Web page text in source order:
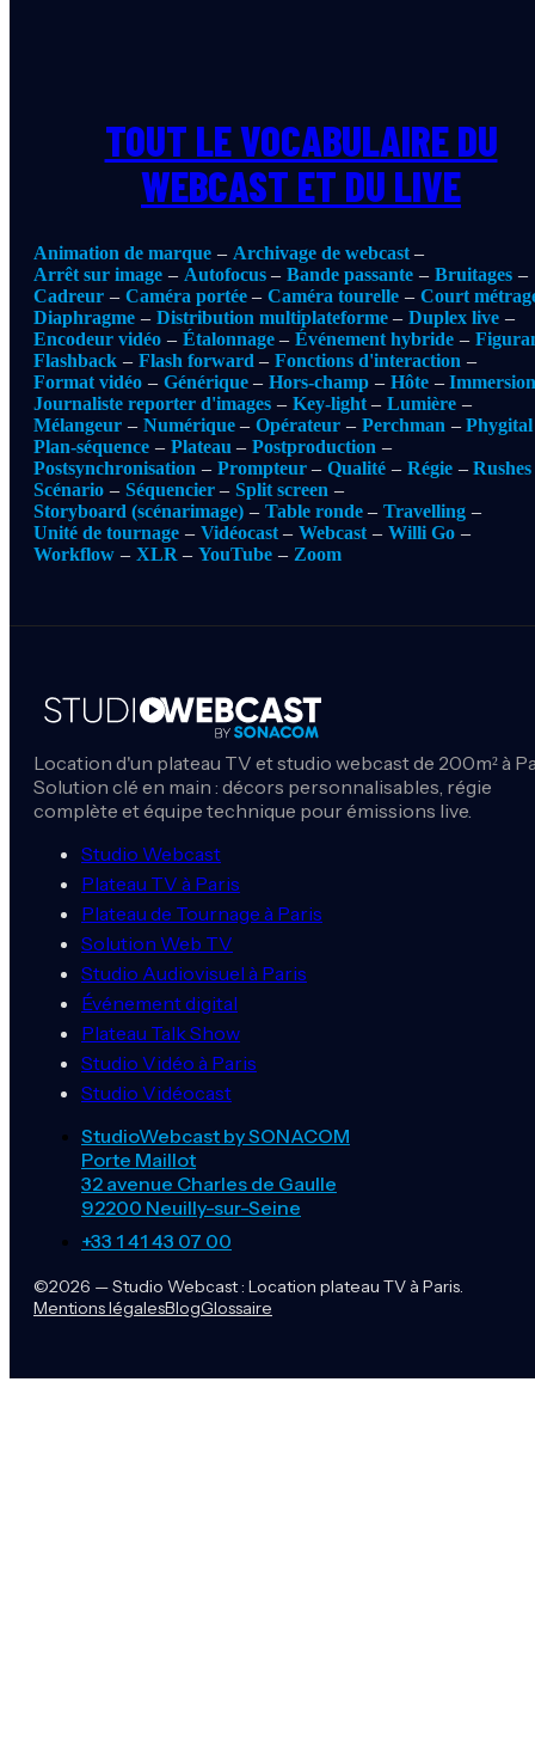
TOUT LE VOCABULAIRE DU
WEBCAST ET DU LIVE
Animation de marque
Archivage de webcast
Arrêt sur image
Autofocus Bande passante
Bruitages
Cadreur
Caméra portée Caméra tourelle
Court
Diaphragme
Distribution multiplateforme
Duplex live
Encodeur vidéo
Étalonnage Événement hybride
Flashback
Flash forward
Fonctions d'interaction
Format vidéo
Générique Hors-champ Hôte
Journaliste reporter d'images
Key-light
Lumière
Mélangeur
Numérique Opérateur Perchman
Phygital
Plan-séquence
Plateau
Postproduction
Postsynchronisation
Prompteur Qualité Régie
Rushes
Scénario
Séquencier
Split screen
Storyboard (scénarimage)
Table ronde
Travelling
Unité de tournage
Vidéocast Webcast
Willi Go
Workflow
XLR YouTube Zoom
Location d'un plateau TV et studio webcast de 200m² à
Solution clé en main : décors personnalisables, régie
complète et équipe technique pour émissions live.
Studio Webcast
Plateau TV à Paris
Plateau de Tournage à Paris
Solution Web TV
Studio Audiovisuel à Paris
Événement digital
Plateau Talk Show
Studio Vidéo à Paris
Studio Vidéocast
StudioWebcast by SONACOM
Porte Maillot
32 avenue Charles de Gaulle
92200 Neuilly-sur-Seine
+33 1 41 43 07 00
©2026 — Studio Webcast : Location plateau TV à Paris.
Mentions légalesBlogGlossaire